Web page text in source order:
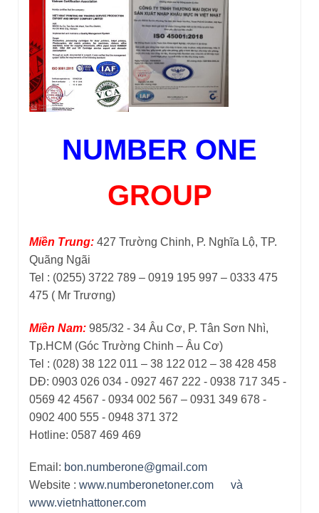
NUMBER ONE
GROUP
Miền Trung: 427 Trường Chinh, P. Nghĩa Lộ, TP.
Quãng Ngãi
Tel : (0255) 3722 789 – 0919 195 997 – 0333 475
475 ( Mr Trương)
Miền Nam: 985/32 - 34 Âu Cơ, P. Tân Sơn Nhì,
Tp.HCM (Góc Trường Chinh – Âu Cơ)
Tel : (028) 38 122 011 – 38 122 012 – 38 428 458
DĐ: 0903 026 034 - 0927 467 222 - 0938 717 345 -
0569 42 4567 - 0934 002 567 – 0931 349 678 -
0902 400 555 - 0948 371 372
Hotline: 0587 469 469
Email: bon.numberone@gmail.com
Website : www.numberonetoner.com và
www.vietnhattoner.com